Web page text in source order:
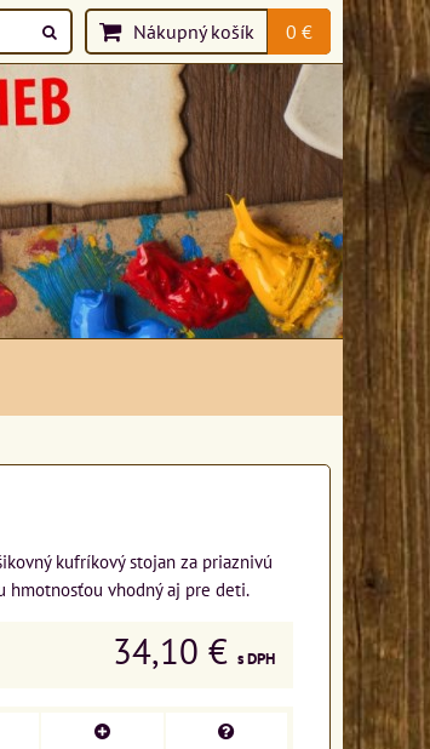
Nákupný košík 0 €
kufríkový stojan za priaznivú
hmotnosťou vhodný aj pre deti.
34,10 € s DPH